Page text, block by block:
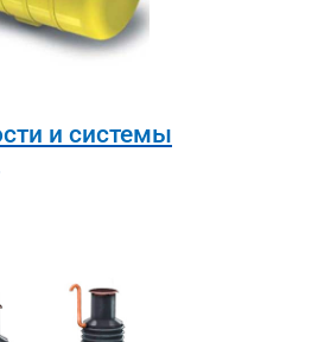
и системы